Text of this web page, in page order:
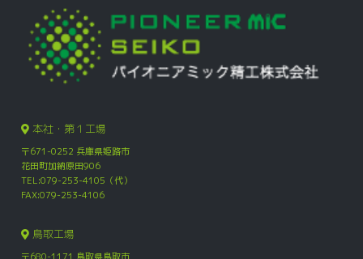
本社・第１工場
〒671-0252 兵庫県姫路市
花田町加納原田906
TEL:079-253-4105（代）
FAX:079-253-4106
鳥取工場